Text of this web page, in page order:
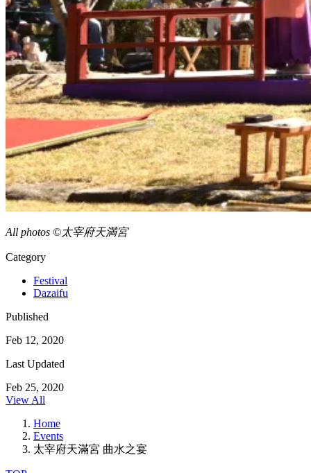
All photos ©太宰府天満宮
Category
Festival
Dazaifu
Published
Feb 12, 2020
Last Updated
Feb 25, 2020
View All
Home
Events
太宰府天滿宮 曲水之宴